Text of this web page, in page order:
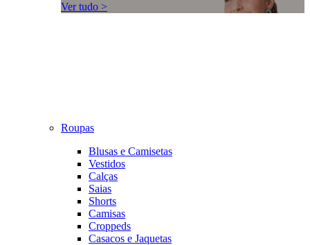
Ver tudo >
Roupas
Blusas e Camisetas
Vestidos
Calças
Saias
Shorts
Camisas
Croppeds
Casacos e Jaquetas